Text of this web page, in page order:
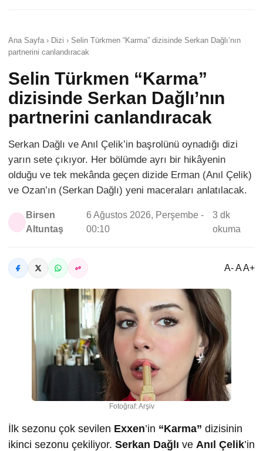
Ana Sayfa › Dizi › Selin Türkmen “Karma” dizisinde Serkan Dağlı’nın
partnerini canlandıracak
Selin Türkmen “Karma”
dizisinde Serkan Dağlı’nın
partnerini canlandıracak
Serkan Dağlı ve Anıl Çelik’in başrolünü oynadığı dizi
yarın sete çıkıyor. Her bölümde ayrı bir hikâyenin
olduğu ve tek mekânda geçen dizide Erman (Anıl Çelik)
ve Ozan’ın (Serkan Dağlı) yeni maceraları anlatılacak.
Birsen
Altuntaş
6 Ağustos 2026, Perşembe -
00:10
3 dk
okuma
A- A A+
Fotoğraf: Arşiv
İlk sezonu çok sevilen Exxen’in “Karma” dizisinin
ikinci sezonu çekiliyor. Serkan Dağlı ve Anıl Çelik’in